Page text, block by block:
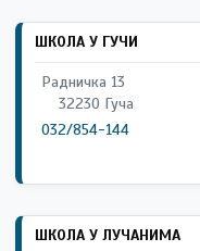
ШКОЛА У ГУЧИ
Радничка 13
32230 Гуча
032/854-144
ШКОЛА У ЛУЧАНИМА